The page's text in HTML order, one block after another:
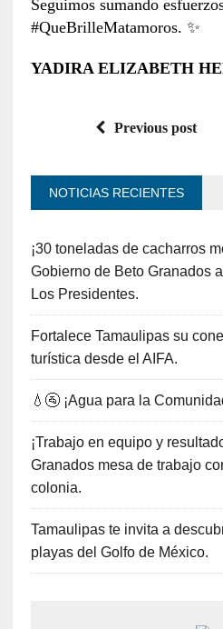
Seguimos sumando
#QueBrilleMatamoros. ✨
YADIRA ELIZABETH
Previous post
NOTICIAS RECIENTES
¡30 toneladas de cacharros
Gobierno de Beto Granados
Los Presidentes.
Fortalece Tamaulipas su
turística desde el AIFA.
💧🚰 ¡Agua para la
¡Trabajo en equipo y
Granados mesa de trabajo
colonia.
Tamaulipas te invita a
playas del Golfo de México.